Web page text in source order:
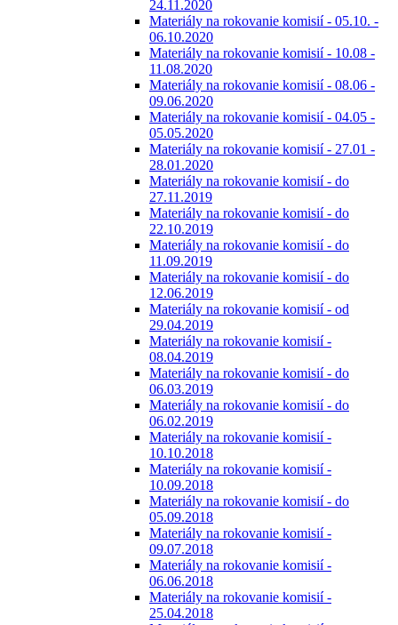
24.11.2020
Materiály na rokovanie komisií - 05.10. -
06.10.2020
Materiály na rokovanie komisií - 10.08 -
11.08.2020
Materiály na rokovanie komisií - 08.06 -
09.06.2020
Materiály na rokovanie komisií - 04.05 -
05.05.2020
Materiály na rokovanie komisií - 27.01 -
28.01.2020
Materiály na rokovanie komisií - do
27.11.2019
Materiály na rokovanie komisií - do
22.10.2019
Materiály na rokovanie komisií - do
11.09.2019
Materiály na rokovanie komisií - do
12.06.2019
Materiály na rokovanie komisií - od
29.04.2019
Materiály na rokovanie komisií -
08.04.2019
Materiály na rokovanie komisií - do
06.03.2019
Materiály na rokovanie komisií - do
06.02.2019
Materiály na rokovanie komisií -
10.10.2018
Materiály na rokovanie komisií -
10.09.2018
Materiály na rokovanie komisií - do
05.09.2018
Materiály na rokovanie komisií -
09.07.2018
Materiály na rokovanie komisií -
06.06.2018
Materiály na rokovanie komisií -
25.04.2018